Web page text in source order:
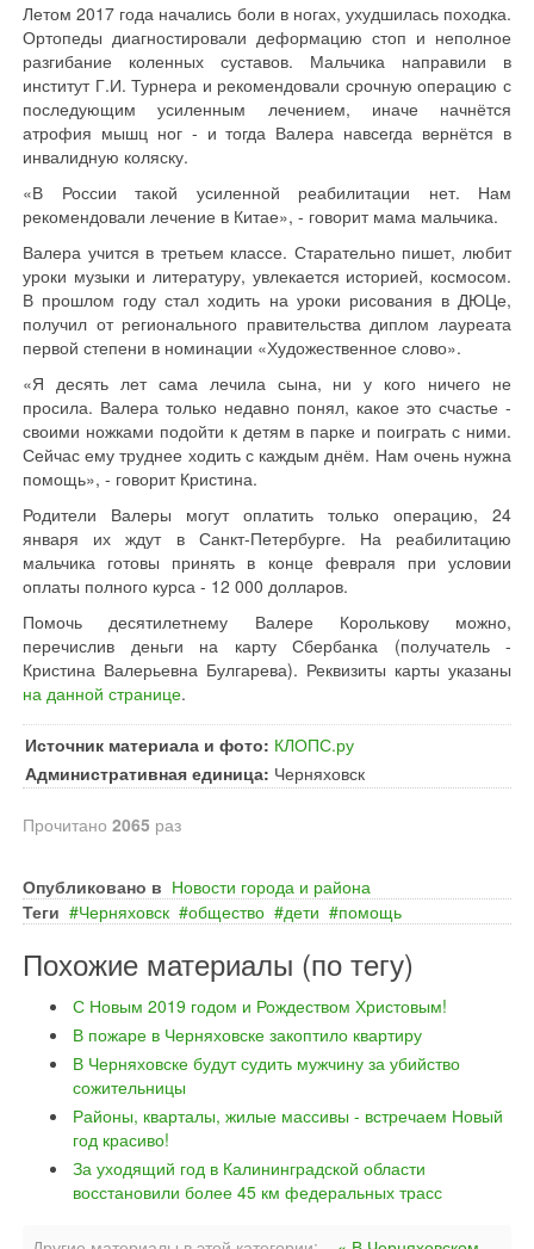
Летом 2017 года начались боли в ногах, ухудшилась походка.
Ортопеды диагностировали деформацию стоп и неполное
разгибание коленных суставов. Мальчика направили в
институт Г.И. Турнера и рекомендовали срочную операцию с
последующим усиленным лечением, иначе начнётся
атрофия мышц ног - и тогда Валера навсегда вернётся в
инвалидную коляску.
«В России такой усиленной реабилитации нет. Нам
рекомендовали лечение в Китае», - говорит мама мальчика.
Валера учится в третьем классе. Старательно пишет, любит
уроки музыки и литературу, увлекается историей, космосом.
В прошлом году стал ходить на уроки рисования в ДЮЦе,
получил от регионального правительства диплом лауреата
первой степени в номинации «Художественное слово».
«Я десять лет сама лечила сына, ни у кого ничего не
просила. Валера только недавно понял, какое это счастье -
своими ножками подойти к детям в парке и поиграть с ними.
Сейчас ему труднее ходить с каждым днём. Нам очень нужна
помощь», - говорит Кристина.
Родители Валеры могут оплатить только операцию, 24
января их ждут в Санкт-Петербурге. На реабилитацию
мальчика готовы принять в конце февраля при условии
оплаты полного курса - 12 000 долларов.
Помочь десятилетнему Валере Королькову можно,
перечислив деньги на карту Сбербанка (получатель -
Кристина Валерьевна Булгарева). Реквизиты карты указаны
на данной странице.
Источник материала и фото: КЛОПС.ру
Административная единица: Черняховск
Прочитано 2065 раз
Опубликовано в Новости города и района
Теги
Черняховск общество дети помощь
Похожие материалы (по тегу)
С Новым 2019 годом и Рождеством Христовым!
В пожаре в Черняховске закоптило квартиру
В Черняховске будут судить мужчину за убийство
сожительницы
Районы, кварталы, жилые массивы - встречаем Новый
год красиво!
За уходящий год в Калининградской области
восстановили более 45 км федеральных трасс